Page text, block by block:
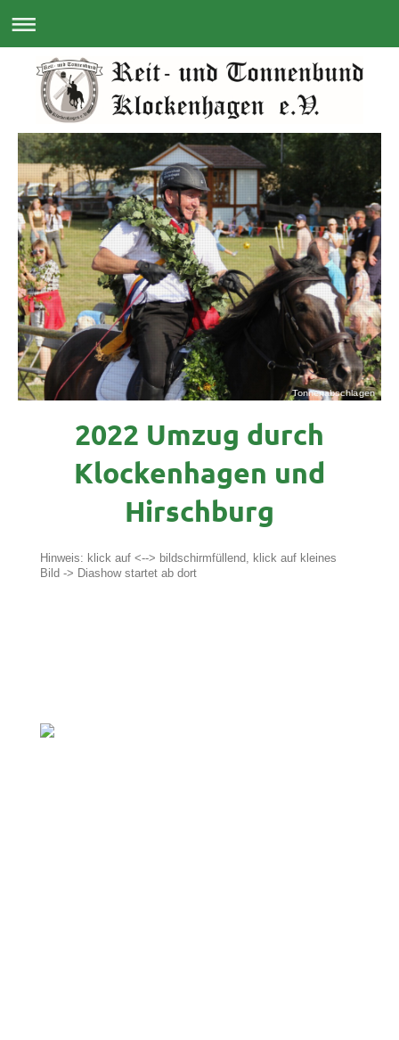
Tonnenabschlagen
2022 Umzug durch
Klockenhagen und
Hirschburg
Hinweis: klick auf <--> bildschirmfüllend, klick auf kleines
Bild -> Diashow startet ab dort